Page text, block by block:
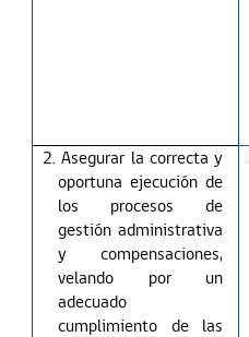
2. Asegurar la correcta y
oportuna ejecución de
los procesos de
gestión administrativa
y compensaciones,
velando por un
adecuado
cumplimiento de las